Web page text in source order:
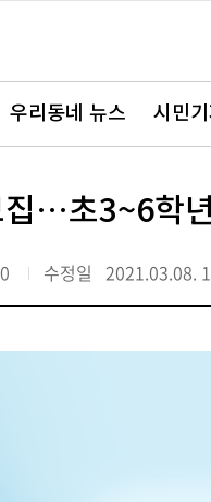
우리동네 뉴스 시민
집…초3~6학
수정일 2021.03.08.